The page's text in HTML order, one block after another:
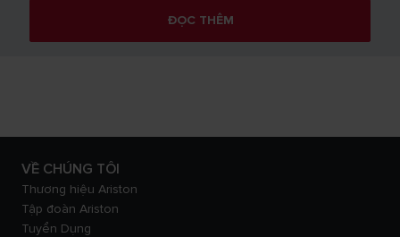
ĐỌC THÊM
VỀ CHÚNG TÔI
Thương hiệu Ariston
Tập đoàn Ariston
Tuyển Dụng